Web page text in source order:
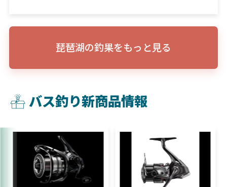
琵琶湖の釣果をもっと見る
バス釣り新商品情報